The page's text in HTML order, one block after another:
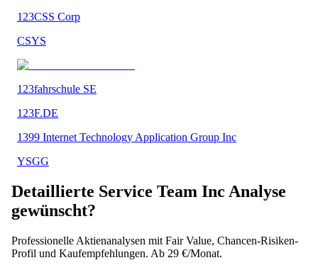
123CSS Corp
CSYS
123fahrschule SE
123F.DE
1399 Internet Technology Application Group Inc
YSGG
Detaillierte Service Team Inc Analyse
gewünscht?
Professionelle Aktienanalysen mit Fair Value, Chancen-Risiken-
Profil und Kaufempfehlungen. Ab 29 €/Monat.